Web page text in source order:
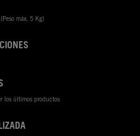
máx. 5 Kg)
los últimos productos